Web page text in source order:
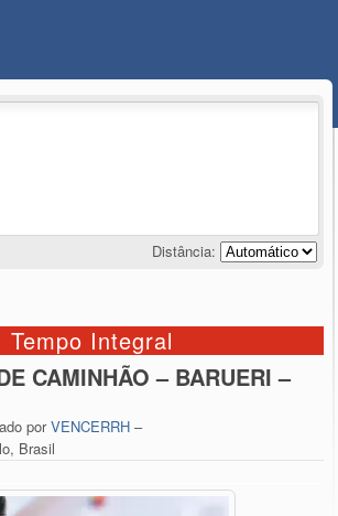
Distância:
Tempo Integral
CAMINHÃO – BARUERI –
porVENCERRH –
Brasil